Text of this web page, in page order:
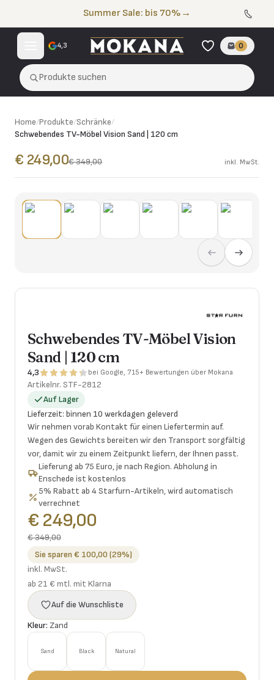
Summer Sale: bis 70% →
4,3 0
Produkte suchen
Home/Produkte/Schränke/
Schwebendes TV-Möbel Vision Sand | 120 cm
€ 249,00€ 349,00 inkl. MwSt.
Schwebendes TV-Möbel Vision
Sand | 120 cm
4,3 bei Google, 715+ Bewertungen über Mokana
Artikelnr. STF-2812
Auf Lager
Lieferzeit: binnen 10 werkdagen geleverd
Wir nehmen vorab Kontakt für einen Liefertermin auf.
Wegen des Gewichts bereiten wir den Transport sorgfältig
vor, damit wir zu einem Zeitpunkt liefern, der Ihnen passt.
Lieferung ab 75 Euro, je nach Region. Abholung in
Enschede ist kostenlos
5% Rabatt ab 4 Starfurn-Artikeln, wird automatisch
verrechnet
€ 249,00
€ 349,00
Sie sparen € 100,00 (29%)
inkl. MwSt.
ab 21 € mtl. mit Klarna
Auf die Wunschliste
Kleur: Zand
Sand Black Natural